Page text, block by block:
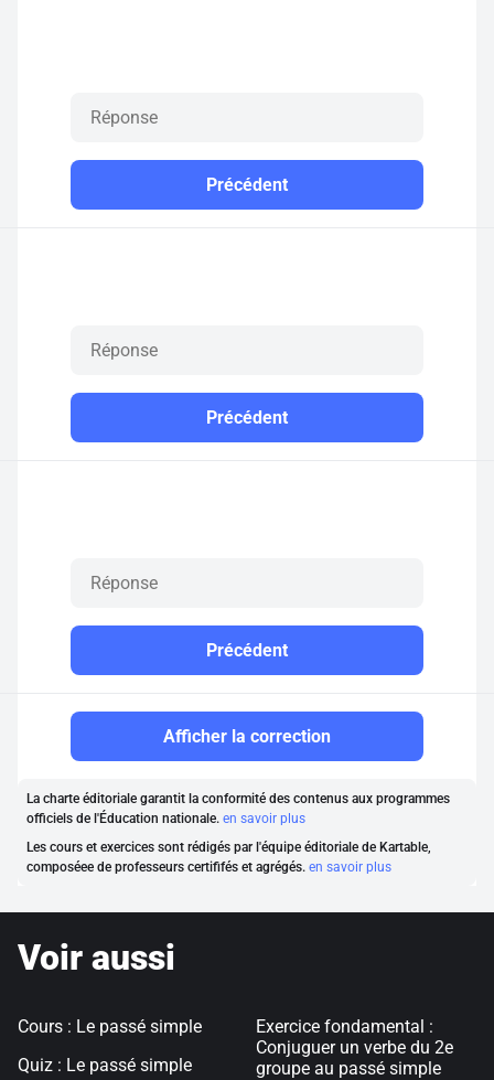
Précédent
Précédent
Précédent
Afficher la correction
La charte éditoriale garantit la conformité des contenus aux programmes
officiels de l'Éducation nationale. en savoir plus
Les cours et exercices sont rédigés par l'équipe éditoriale de Kartable,
composéee de professeurs certififés et agrégés. en savoir plus
Voir aussi
Cours : Le passé simple
Quiz : Le passé simple
Exercice fondamental :
Conjuguer un verbe du 2e
groupe au passé simple